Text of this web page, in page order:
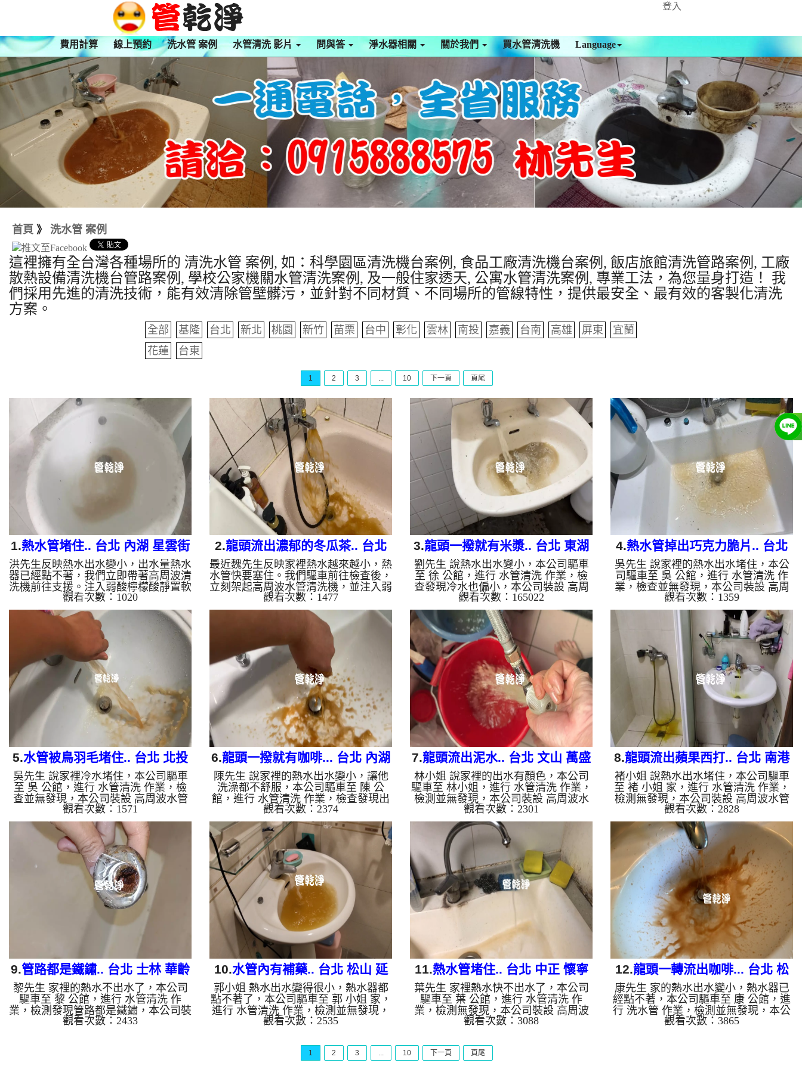
登入
費用計算 線上預約 洗水管 案例 水管清洗 影片 問與答 淨水器相關 關於我們 買水管清洗機 Language
首頁 》 洗水管 案例
這裡擁有全台灣各種場所的 清洗水管 案例, 如：科學園區清洗機台案例, 食品工廠清洗機台案例, 飯店旅館清洗管路案例, 工廠
散熱設備清洗機台管路案例, 學校公家機關水管清洗案例, 及一般住家透天, 公寓水管清洗案例, 專業工法，為您量身打造！ 我
們採用先進的清洗技術，能有效清除管壁髒污，並針對不同材質、不同場所的管線特性，提供最安全、最有效的客製化清洗
方案。
全部 基隆 台北 新北 桃園 新竹 苗栗 台中 彰化 雲林 南投 嘉義 台南 高雄 屏東
宜蘭
花蓮
台東
1 2 3 ... 10 下一頁 頁尾
1.熱水管堵住.. 台北 內湖 星雲街
清洗水管
洪先生反映熱水出水變小，出水量熱水
器已經點不著，我們立即帶著高周波清
洗機前往支援。注入弱酸檸檬酸靜置軟
化後，螺旋脈衝一啟動，龍頭瞬間噴出
黃水！顏色越來越深，經過兩小時努
力，熱水出水量終於恢復。 為什麼水
管需要定期「大掃除」？ 單靠水壓帶
不走管壁陳年汙垢。不同的水質顏色，
反映了不同的居家隱患： 棕色（鐵
鏽）： 管線老化徵兆。 黑色（氧化
錳）： 常見於地下水源。 綠色（銅
綠）： 銅合金接頭氧化。 乳白（生物
膜）： 細菌黏液滋生的...
觀看次數：1020
2.龍頭流出濃郁的冬瓜茶.. 台北
北投 行義路 水管清洗
最近魏先生反映家裡熱水越來越小，熱
水管快要塞住。我們驅車前往檢查後，
立刻架起高周波水管清洗機，並注入弱
酸性檸檬酸靜置軟化管垢。 不出所
料，螺旋波模式一啟動，原本透明的水
瞬間變成濃郁的「冬瓜茶」！這就是長
年累積在管壁的泥沙與鐵鏽。經過兩個
多小時的奮戰，水流終於從汙濁轉為清
澈，熱水也恢復了往日的出水量。 為
什麼水管需要定期「大掃除」？ 管壁
髒汙靠一般水壓難以清除，不同的水質
也會產生不同的「色彩反應」： 咖啡
色（鐵鏽/泥沙）： 常見於自來水管線
老化。 石油黑（氧...
觀看次數：1477
3.龍頭一撥就有米漿.. 台北 東湖
康樂街 洗水管
劉先生 說熱水出水變小，本公司驅車
至 徐 公館，進行 水管清洗 作業，檢
查發現冷水也偏小，本公司裝設 高周
波水管清洗機，注入 檸檬酸 至水管，
等了約15分，開啟 水管清洗機 ，啟動
螺旋波 模式，一洗水管就流出髒水，
看起來就像是米漿，兩個多小時後，冷
熱出水量也變大了。 如是自來水，如
水管老化，會產生鐵鏽跟泥沙堆積，洗
出來的水就會是咖啡色，地下水含有氧
化錳，管壁上會結成黑色管垢，洗出來
的水會跟石油一樣黑，有些洗出綠色的
水，是因為裡面有銅的物質，生鏽產生
銅綠，如是藍色的水，是因為水龍頭合
金的養...
觀看次數：165022
4.熱水管掉出巧克力脆片.. 台北
北寧路 清洗水管
吳先生 說家裡的熱水出水堵住，本公
司驅車至 吳 公館，進行 水管清洗 作
業，檢查並無發現，本公司裝設 高周
波水管清洗機，注入 檸檬酸 至水管，
等了約15分，開啟 水管清洗機 ，啟動
螺旋波 模式，一洗水管就流出髒水，
還掉出一塊塊異物，看起來就像是巧克
力脆片，兩個多小時後，出水變乾淨熱
水出水量也恢復了。 如是自來水，如
水管老化，會產生鐵鏽跟泥沙堆積，洗
出來的水就會是咖啡色，地下水含有氧
化錳，管壁上會結成黑色管垢，洗出來
的水會跟石油一樣黑，有些洗出綠色的
水，是因為裡面有銅的物質，生鏽產生
銅綠，...
觀看次數：1359
5.水管被鳥羽毛堵住.. 台北 北投
行義路 清洗水管
吳先生 說家裡冷水堵住，本公司驅車
至 吳 公館，進行 水管清洗 作業，檢
查並無發現，本公司裝設 高周波水管
清洗機，注入 檸檬酸 至水管，等了約
15分，開啟 水管清洗機 ，啟動 螺旋
波 模式，一洗水管就流出髒水，突然
噴出異物，一看居然是鳥羽毛，羽毛源
源不絕，兩個多小時後，出水變乾淨出
水量也恢復了。 如是自來水，如水管
老化，會產生鐵鏽跟泥沙堆積，洗出來
的水就會是咖啡色，地下水含有氧化
錳，管壁上會結成黑色管垢，洗出來的
水會跟石油一樣黑，有些洗出綠色的
水，是因為裡面有銅的物質，生鏽產生
觀看次數：1571
6.龍頭一撥就有咖啡... 台北 內湖
內湖路 清洗水管
陳先生 說家裡的熱水出水變小，讓他
洗澡都不舒服，本公司驅車至 陳 公
館，進行 水管清洗 作業，檢查發現出
水量像尿尿，本公司裝設 高周波水管
清洗機，注入 檸檬酸 至水管，等了約
15分，開啟 水管清洗機 ，啟動 螺旋
波 模式，一洗水管就流出鐵鏽水，忽
然變成鐵灰色，最後變成咖啡色，兩個
多小時後，出水變乾淨熱水出水量也恢
復了。 如是自來水，如水管老化，會
產生鐵鏽跟泥沙堆積，洗出來的水就會
是咖啡色，地下水含有氧化錳，管壁上
會結成黑色管垢，洗出來的水會跟石油
一樣黑，有些洗出綠色的水，是因為裡
面有銅的物...
觀看次數：2374
7.龍頭流出泥水.. 台北 文山 萬盛
街 清洗水管
林小姐 說家裡的出水有顏色，本公司
驅車至 林小姐，進行 水管清洗 作業，
檢測並無發現，本公司裝設 高周波水
管清洗機，灌入 檸檬酸 至水管，等了
約15分，開啟 水管清洗機 ，啟動 螺旋
波 模式，一開始就流出宗色髒水，源
源不絕，兩個多小時後，出水變乾淨熱
水出水量變大了。 如是自來水，如水
管老化，會產生鐵鏽跟泥沙堆積，洗出
來的水就會是咖啡色，地下水含有氧化
錳，管壁上會結成黑色管垢，洗出來的
水會跟石油一樣黑，有些洗出綠色的
水，是因為裡面有銅的物質，生鏽產生
銅綠，如是藍色的水，是因為水龍頭合
金的養化...
觀看次數：2301
8.龍頭流出蘋果西打.. 台北 南港
舊莊路 水管清洗
褚小姐 說熱水出水堵住，本公司驅車
至 褚 小姐 家，進行 水管清洗 作業，
檢測無發現，本公司裝設 高周波水管
清洗機，灌入 檸檬酸 至水管，等了約
15分，開啟 水管清洗機 ，啟動 螺旋
波 模式，一開始就噴出鐵鏽水，越洗
越髒，突然管路堵住，忽然噴出黃色髒
水，就像是蘋果西打，兩個多小時後，
熱水出水量恢復了。 如是自來水，如
水管老化，會產生鐵鏽跟泥沙堆積，洗
出來的水就會是咖啡色，地下水含有氧
化錳，管壁上會結成黑色管垢，洗出來
的水會跟石油一樣黑，有些洗出綠色的
水，是因為裡面有銅的物質，生鏽產生
銅綠，...
觀看次數：2828
9.管路都是鐵鏽.. 台北 士林 華齡
街 水管清洗
黎先生 家裡的熱水不出水了，本公司
驅車至 黎 公館，進行 水管清洗 作
業，檢測發現管路都是鐵鏽，本公司裝
設 高周波水管清洗機，灌入 檸檬酸 至
觀看次數：2433
10.水管內有補藥.. 台北 松山 延
壽街 洗水管
郭小姐 熱水出水變得很小，熱水器都
點不著了，本公司驅車至 郭 小姐 家，
進行 水管清洗 作業，檢測並無發現，
本公司裝設 高周波水管清洗機，注入
管清洗機 ，啟動 螺旋波 模式，一洗水
管就流出髒水，源源不絕，看起來就像
觀看次數：2535
11.熱水管堵住.. 台北 中正 懷寧
街 水管清洗
葉先生 家裡熱水快不出水了，本公司
驅車至 葉 公館，進行 水管清洗 作
業，檢測無發現，本公司裝設 高周波
水管清洗機，注入 檸檬酸 至水管，等
旋波 模式，一洗水管就流出髒水，二
個多小時後，熱水出水量恢復了。 如
觀看次數：3088
12.龍頭一轉流出咖啡... 台北 松
山 民生東路 清洗水管
康先生 家的熱水出水變小，熱水器已
經點不著，本公司驅車至 康 公館，進
行 洗水管 作業，檢測並無發現，本公
司裝設 高周波水管清洗機，灌入 檸檬
觀看次數：3865
1 2 3 ... 10 下一頁 頁尾